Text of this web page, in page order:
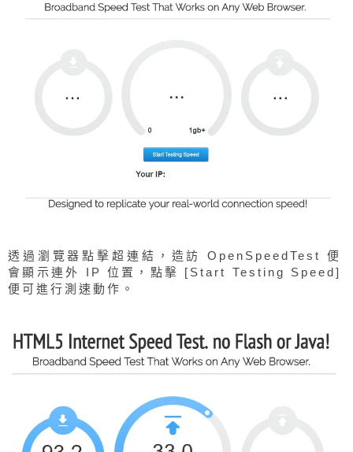
透過瀏覽器點擊超連結，造訪 OpenSpeedTest 便
會顯示連外 IP 位置，點擊 [Start Testing Speed]
便可進行測速動作。